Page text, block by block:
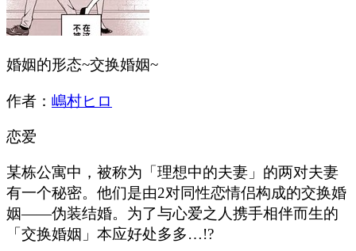
婚姻的形态~交换婚姻~
作者： 嶋村ヒロ
恋爱
某栋公寓中，被称为「理想中的夫妻」的两对夫妻
有一个秘密。他们是由2对同性恋情侣构成的交换婚
姻——伪装结婚。为了与心爱之人携手相伴而生的
「交换婚姻」本应好处多多…!?